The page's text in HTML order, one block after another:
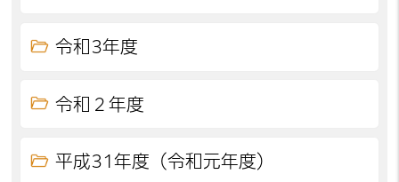
令和3年度
令和２年度
平成31年度（令和元年度）